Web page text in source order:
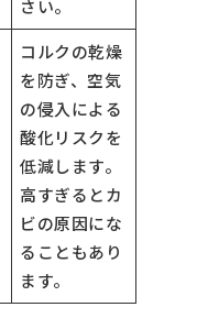
さい。
コルクの乾燥
を防ぎ、空気
の侵入による
酸化リスクを
低減します。
高すぎるとカ
ビの原因にな
ることもあり
ます。